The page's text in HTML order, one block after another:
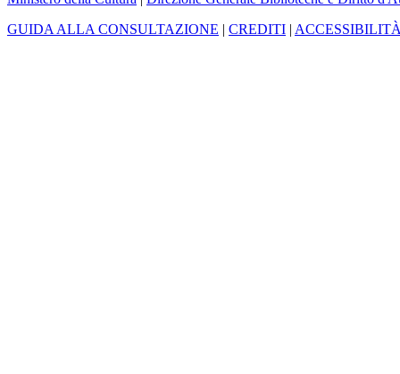
GUIDA ALLA CONSULTAZIONE | CREDITI |